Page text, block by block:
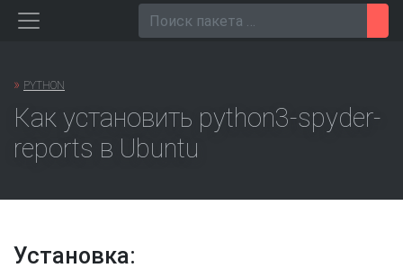
Перейти
» PYTHON
Как установить python3-spyder-
reports в Ubuntu
Установка: